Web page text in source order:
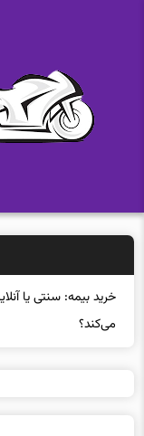
خرید بیمه: سنتی یا
می‌کند؟